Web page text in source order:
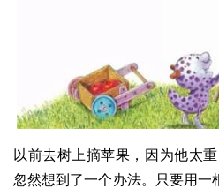
以前去树上摘苹果，因为他太
忽然想到了一个办法。只要用一